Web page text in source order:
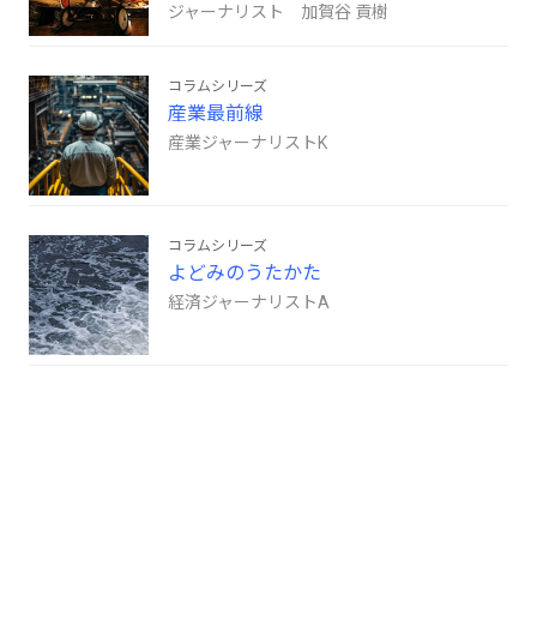
ジャーナリスト 加賀谷 貢樹
コラムシリーズ
産業最前線
産業ジャーナリストK
コラムシリーズ
よどみのうたかた
経済ジャーナリストA